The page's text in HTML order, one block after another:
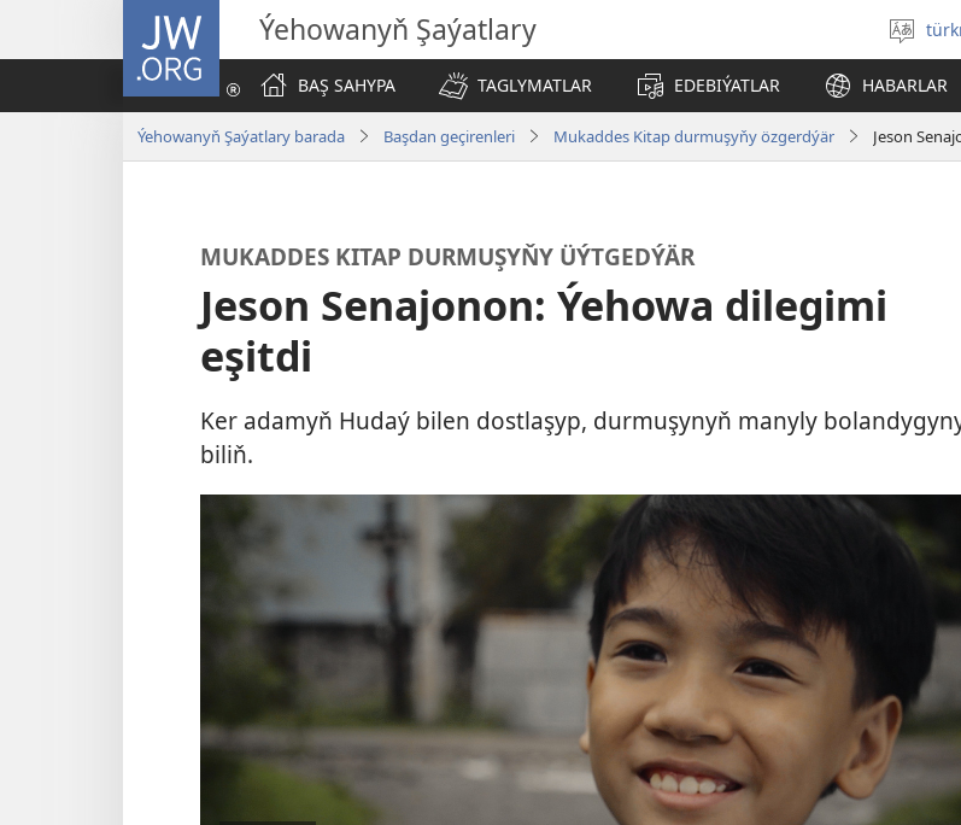
JW.ORG Ýehowanyň Şaýatlary
BAŞ SAHYPA
TAGLYMATLAR EDEBIÝATLAR HABARLAR
Ýehowanyň Şaýatlary barada Başdan geçirenleri Mukaddes Kitap durmuşyňy özgerdýär Jeson
MUKADDES KITAP DURMUŞYŇY ÜÝTGEDÝÄR
Jeson Senajonon: Ýehowa dilegimi
eşitdi
Ker adamyň Hudaý bilen dostlaşyp, durmuşynyň manyly
biliň.